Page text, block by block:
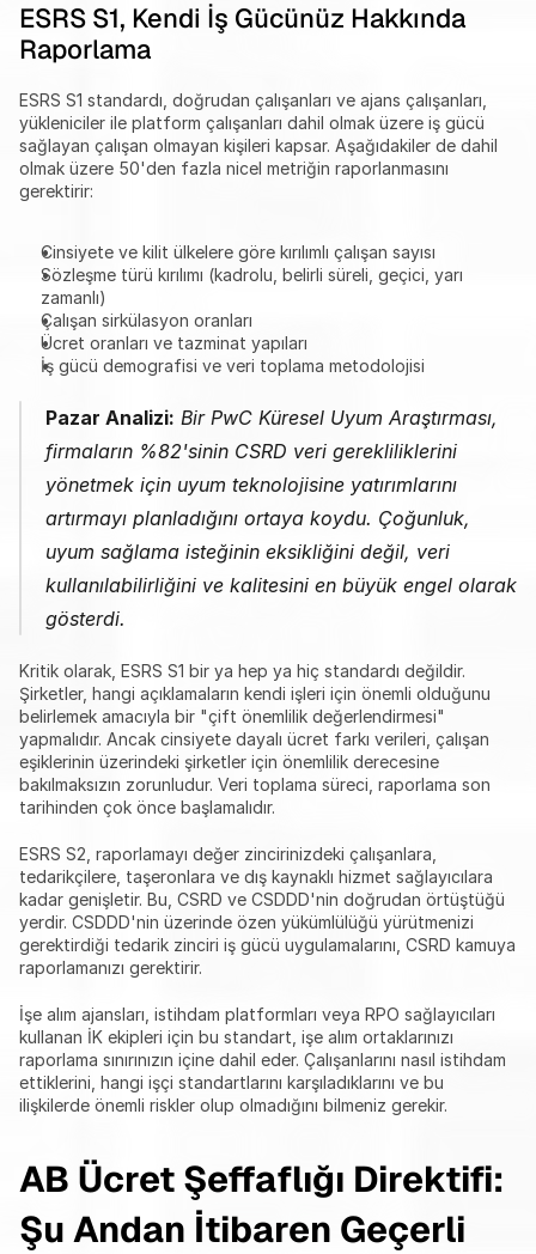
ESRS S1, Kendi İş Gücünüz Hakkında
Raporlama
ESRS S1 standardı, doğrudan çalışanları ve ajans çalışanları,
yükleniciler ile platform çalışanları dahil olmak üzere iş gücü
sağlayan çalışan olmayan kişileri kapsar. Aşağıdakiler de dahil
olmak üzere 50'den fazla nicel metriğin raporlanmasını
gerektirir:
Cinsiyete ve kilit ülkelere göre kırılımlı çalışan sayısı
Sözleşme türü kırılımı (kadrolu, belirli süreli, geçici, yarı
zamanlı)
Çalışan sirkülasyon oranları
Ücret oranları ve tazminat yapıları
İş gücü demografisi ve veri toplama metodolojisi
Pazar Analizi: Bir PwC Küresel Uyum Araştırması,
firmaların %82'sinin CSRD veri gerekliliklerini
yönetmek için uyum teknolojisine yatırımlarını
artırmayı planladığını ortaya koydu. Çoğunluk,
uyum sağlama isteğinin eksikliğini değil, veri
kullanılabilirliğini ve kalitesini en büyük engel olarak
gösterdi.
Kritik olarak, ESRS S1 bir ya hep ya hiç standardı değildir.
Şirketler, hangi açıklamaların kendi işleri için önemli olduğunu
belirlemek amacıyla bir "çift önemlilik değerlendirmesi"
yapmalıdır. Ancak cinsiyete dayalı ücret farkı verileri, çalışan
eşiklerinin üzerindeki şirketler için önemlilik derecesine
bakılmaksızın zorunludur. Veri toplama süreci, raporlama son
tarihinden çok önce başlamalıdır.
ESRS S2, raporlamayı değer zincirinizdeki çalışanlara,
tedarikçilere, taşeronlara ve dış kaynaklı hizmet sağlayıcılara
kadar genişletir. Bu, CSRD ve CSDDD'nin doğrudan örtüştüğü
yerdir. CSDDD'nin üzerinde özen yükümlülüğü yürütmenizi
gerektirdiği tedarik zinciri iş gücü uygulamalarını, CSRD kamuya
raporlamanızı gerektirir.
İşe alım ajansları, istihdam platformları veya RPO sağlayıcıları
kullanan İK ekipleri için bu standart, işe alım ortaklarınızı
raporlama sınırınızın içine dahil eder. Çalışanlarını nasıl istihdam
ettiklerini, hangi işçi standartlarını karşıladıklarını ve bu
ilişkilerde önemli riskler olup olmadığını bilmeniz gerekir.
AB Ücret Şeffaflığı Direktifi:
Şu Andan İtibaren Geçerli